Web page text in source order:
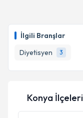
İlgili Branşlar
Diyetisyen
3
Konya İlçeleri